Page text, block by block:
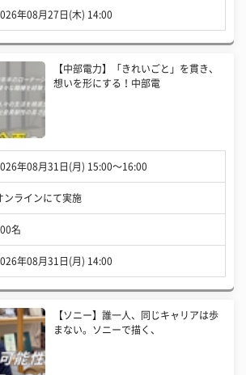
年08月27日(木) 14:00
【中部電力】「きれいごと」を貫き、
想いを形にする！中部電
年08月31日(月) 15:00〜16:00
ンラインにて実施
名
年08月31日(月) 14:00
【ソニー】誰一人、同じキャリアは歩
まない。ソニーで描く、